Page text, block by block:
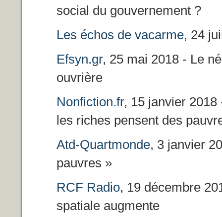
social du gouvernement ?
Les échos de vacarme, 24
Efsyn.gr, 25 mai 2018 - Le
ouvrière
Nonfiction.fr, 15 janvier 2018
les riches pensent des
Atd-Quartmonde, 3 janvier
pauvres »
RCF Radio, 19 décembre
spatiale augmente